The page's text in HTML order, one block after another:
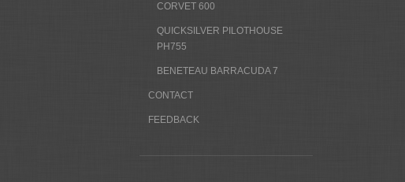
CORVET 600
QUICKSILVER PILOTHOUSE
PH755
BENETEAU BARRACUDA 7
CONTACT
FEEDBACK